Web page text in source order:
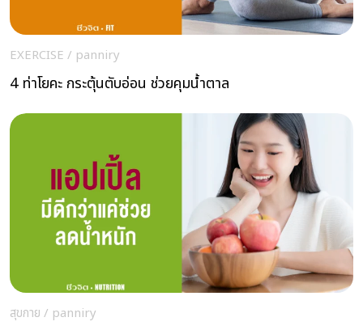
EXERCISE / panniry
4 ท่าโยคะ กระตุ้นตับอ่อน ช่วยคุมน้ำตาล
สุขกาย / panniry